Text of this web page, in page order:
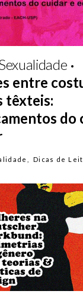
entre
têxteis:
do
Dicas de